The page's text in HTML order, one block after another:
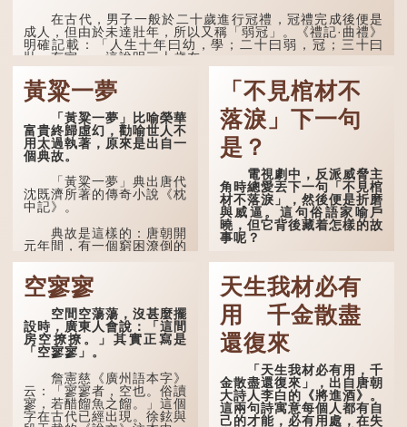
頤」。《禮記.曲禮上》：
「百年曰期頤。」鄭玄註：
「期，猶要也；頤，養也。
不知衣服食味，孝子要盡養
道...
在古代，男子一般於二十歲進行冠禮，冠禮完成後便是
成人，但由於未達壯年，所以又稱「弱冠」。《禮記·曲禮》
明確記載：「人生十年曰幼，學；二十曰弱，冠；三十曰
壯，有室。」這說明三十歲在...
黃粱一夢
「黃粱一夢」比喻榮華
富貴終歸虛幻，勸喻世人不
用太過執著，原來是出自一
個典故。
「黃粱一夢」典出唐代
沈既濟所著的傳奇小說《枕
中記》。
典故是這樣的：唐朝開
元年間，有一個窮困潦倒的
中經過一間旅店休息，碰巧
遇到一位呂姓道士，兩人暢
談甚歡。
言談間，盧姓書生感慨
自己雖貴為讀書人，但一直
未能考取功名，仍然貧困，
感到十分落泊。於是，道士
拿出一個青瓷枕頭，讓...
「不見棺材不
落淚」下一句
是？
電視劇中，反派威脅主
角時總愛丟下一句「不見棺
材不落淚」，然後便是折磨
與威逼。這句俗語家喻戶
曉，但它背後藏着怎樣的故
事呢？
「不見棺材不落淚」的
原句，有說法是「不見棺材
不下淚」或「不見親棺不下
淚」，出自明朝蘭陵笑笑生
所著的《金瓶梅詞話》第九
十八回。原意是指人未親眼
見到親人棺木，便不會真正
感到悲傷；後來引申為比喻
人執迷不悟，不到徹底失
敗，便不肯罷休。
許多人對這上半句耳熟
能詳，但它其實還有下半句
空寥寥
空間空蕩蕩，沒甚麼擺
設時，廣東人會說：「這間
房空撩撩。」其實正寫是
「空寥寥」。
詹憲慈《廣州語本字》
云：「寥寥者，空也。俗讀
寥，若醋餾魚之餾。」這個
字在古代已經出現。徐鉉與
天生我材必有
用 千金散盡
還復來
「天生我材必有用，千
金散盡還復來」，出自唐朝
大詩人李白的《將進酒》。
這兩句詩寓意每個人都有自
己的才能，必有用處，在失